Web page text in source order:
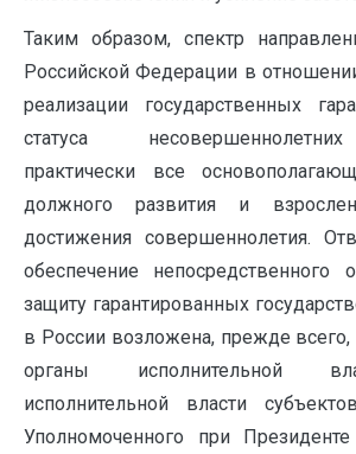
Таким образом, спектр
Российской Федерации в
реализации государственных
статуса
практически все
должного развития и
достижения совершеннолетия.
обеспечение непосредственного
защиту гарантированных
в России возложена, прежде
органы исполнительной
исполнительной власти
Уполномоченного при